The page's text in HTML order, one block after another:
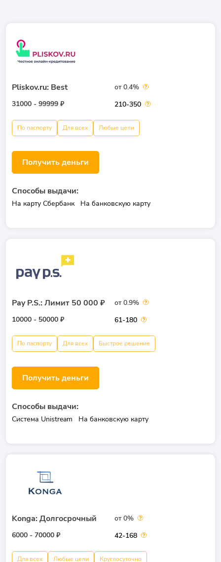
Pliskov.ru: Best
31000 - 99999 ₽
от 0.4%
210-350
По паспорту Для всех Любые цели
Получить деньги
Способы выдачи:
На карту Сбербанк На банковскую карту
Pay P.S.: Лимит 50 000 ₽
10000 - 50000 ₽
от 0.9%
61-180
По паспорту Для всех Быстрое решение
Получить деньги
Способы выдачи:
Система Unistream На банковскую карту
Konga: Долгосрочный
6000 - 70000 ₽
от 0%
42-168
Для всех Любые цели Круглосуточно